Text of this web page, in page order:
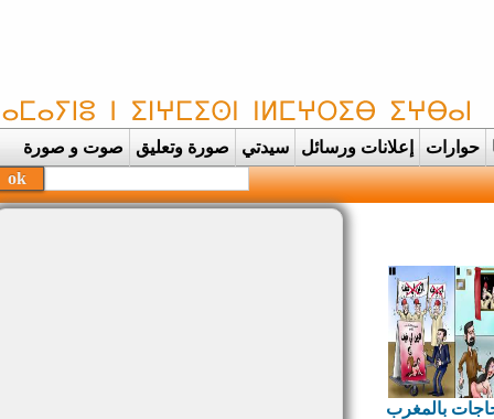
حوارات إعلانات ورسائل سيدتي صورة وتعليق صوت و صورة
بالمغرب